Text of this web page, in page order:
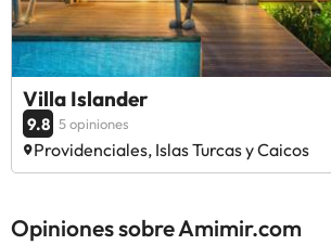
Villa Islander
9.8 5 opiniones
Providenciales, Islas Turcas y Caicos
Opiniones sobre Amimir.com